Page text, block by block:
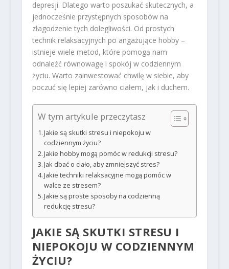
depresji. Dlatego warto poszukać skutecznych, a
jednocześnie przystępnych sposobów na
złagodzenie tych dolegliwości. Od prostych
technik relaksacyjnych po angażujące hobby –
istnieje wiele metod, które pomogą nam
odnaleźć równowagę i spokój w codziennym
życiu. Warto zainwestować chwilę w siebie, aby
poczuć się lepiej zarówno ciałem, jak i duchem.
W tym artykule przeczytasz
Jakie są skutki stresu i niepokoju w
codziennym życiu?
Jakie hobby mogą pomóc w redukcji stresu?
Jak dbać o ciało, aby zmniejszyć stres?
Jakie techniki relaksacyjne mogą pomóc w
walce ze stresem?
Jakie są proste sposoby na codzienną
redukcję stresu?
JAKIE SĄ SKUTKI STRESU I
NIEPOKOJU W CODZIENNYM
ŻYCIU?